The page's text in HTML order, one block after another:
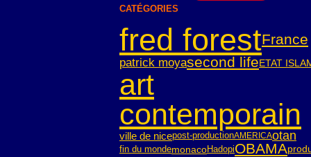
CATÉGORIES
fred forestFrance
patrick moyasecond lifeETAT
art
contemporain
ville de nicepost-productionAMERICAotan
fin du mondemonacoHadopiOBAMA